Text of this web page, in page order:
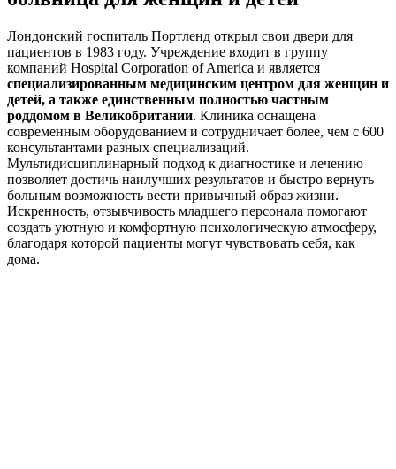
Лондонский госпиталь Портленд открыл свои двери для
пациентов в 1983 году. Учреждение входит в группу
компаний Hospital Corporation of America и является
специализированным медицинским центром для женщин и
детей, а также единственным полностью частным
роддомом в Великобритании. Клиника оснащена
современным оборудованием и сотрудничает более, чем с 600
консультантами разных специализаций.
Мультидисциплинарный подход к диагностике и лечению
позволяет достичь наилучших результатов и быстро вернуть
больным возможность вести привычный образ жизни.
Искренность, отзывчивость младшего персонала помогают
создать уютную и комфортную психологическую атмосферу,
благодаря которой пациенты могут чувствовать себя, как
дома.